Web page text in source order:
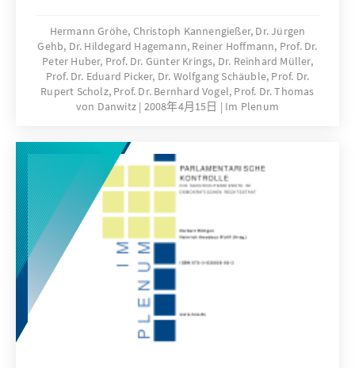
worden sind. Dieser Kongress fand in Berlin
vom 29. bis 30. November 2007 statt.
Hermann Gröhe, Christoph Kannengießer, Dr. Jürgen
Gehb, Dr. Hildegard Hagemann, Reiner Hoffmann, Prof. Dr.
Peter Huber, Prof. Dr. Günter Krings, Dr. Reinhard Müller,
Prof. Dr. Eduard Picker, Dr. Wolfgang Schäuble, Prof. Dr.
Rupert Scholz, Prof. Dr. Bernhard Vogel, Prof. Dr. Thomas
von Danwitz 2008年4月15日 Im Plenum